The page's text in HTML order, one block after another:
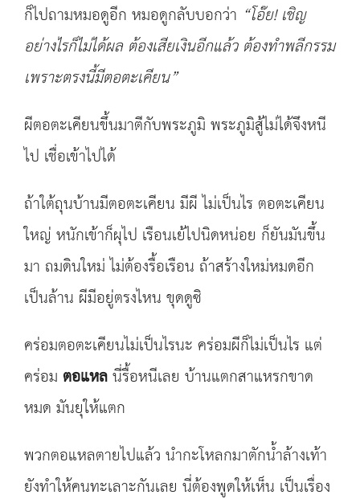
ก็ไปถามหมอดูอีก หมอดูกลับบอกว่า “โอ๊ย!เชิญ
อย่างไรก็ไม่ได้ผล ต้องเสียเงินอีกแล้ว ต้องทำพลีกรรม
เพราะตรงนี้มีตอตะเคียน”
ผีตอตะเคียนขึ้นมาตีกับพระภูมิ พระภูมิสู้ไม่ได้จึงหนี
ไป เชื่อเข้าไปได้
ถ้าใต้ถุนบ้านมีตอตะเคียน มีผี ไม่เป็นไร ตอตะเคียน
ใหญ่ หนักเข้าก็ผุไป เรือนเย้ไปนิดหน่อย ก็ยันมันขึ้น
มา ถมดินใหม่ ไม่ต้องรื้อเรือน ถ้าสร้างใหม่หมดอีก
เป็นล้าน ผีมีอยู่ตรงไหน ขุดดูซิ
คร่อมตอตะเคียนไม่เป็นไรนะ คร่อมผีก็ไม่เป็นไร แต่
คร่อม ตอแหลนี่รื้อหนีเลย บ้านแตกสาแหรกขาด
หมด มันยุให้แตก
พวกตอแหลตายไปแล้ว นำกะโหลกมาตักน้ำล้างเท้า
ยังทำให้คนทะเลาะกันเลย นี่ต้องพูดให้เห็น เป็นเรื่อง